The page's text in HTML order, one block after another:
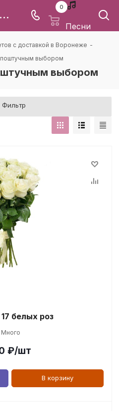
Купить розы поштучно | Букеты из роз с ценой за штуку с доставкой по г. Воронеж, Воронежской области
0
Песни
с доставкой в Воронеже -
поштучным выбором
выбором
Фильтр
белых роз
Много
₽/шт
В корзину